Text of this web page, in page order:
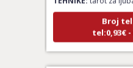
Broj
tel:0,93€